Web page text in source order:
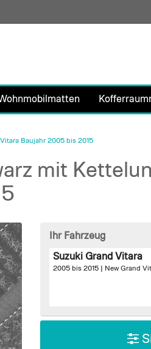
Baujahr 2005 bis 2015
mit
Ihr Fahrzeug
Suzuki Grand Vitara
2005 bis 2015 | New Grand